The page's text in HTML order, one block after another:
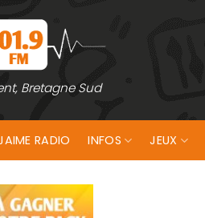
Bretagne Sud
RADIO INFOS JEUX